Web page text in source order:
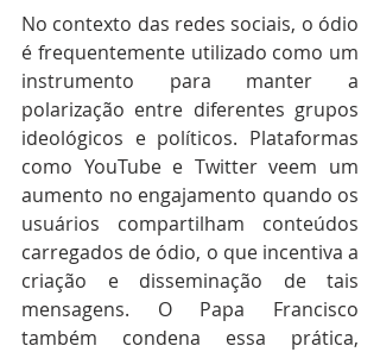
No contexto das redes sociais, o ódio
é frequentemente utilizado como um
instrumento para manter a
polarização entre diferentes grupos
ideológicos e políticos. Plataformas
como YouTube e Twitter veem um
aumento no engajamento quando os
usuários compartilham conteúdos
carregados de ódio, o que incentiva a
criação e disseminação de tais
mensagens. O Papa Francisco
também condena essa prática,